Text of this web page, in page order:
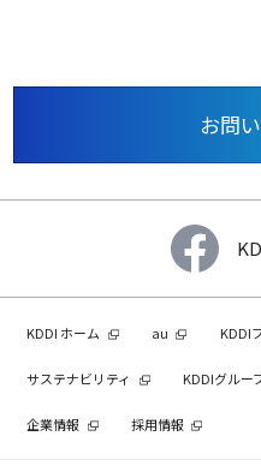
お問
KDDI ホーム au KDDI
サステナビリティ KDDIグルー
企業情報 採用情報